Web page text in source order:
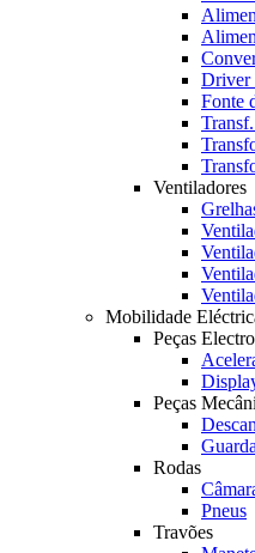
Driver
Fonte
Ventiladores
Mobilidade
Peças
Peças
Rodas
Pneus
Travões